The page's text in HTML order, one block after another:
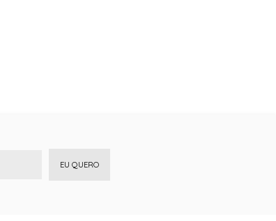
EU QUERO